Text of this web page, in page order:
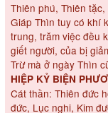
Thiên phú, Thiên
Giáp Thìn tuy có khí
trung, trăm việc đều
giết người, của bị
Trừ mà ở ngày Thìn
HIỆP KỶ BIỆN
Cát thần: Thiên đức
đức, Lục nghi, Kim